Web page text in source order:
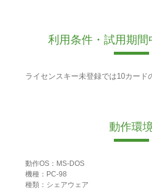
利用条件・試用期間
ライセンスキー未登録では10カード
動作環
動作OS：MS-DOS
機種：PC-98
種類：シェアウェア